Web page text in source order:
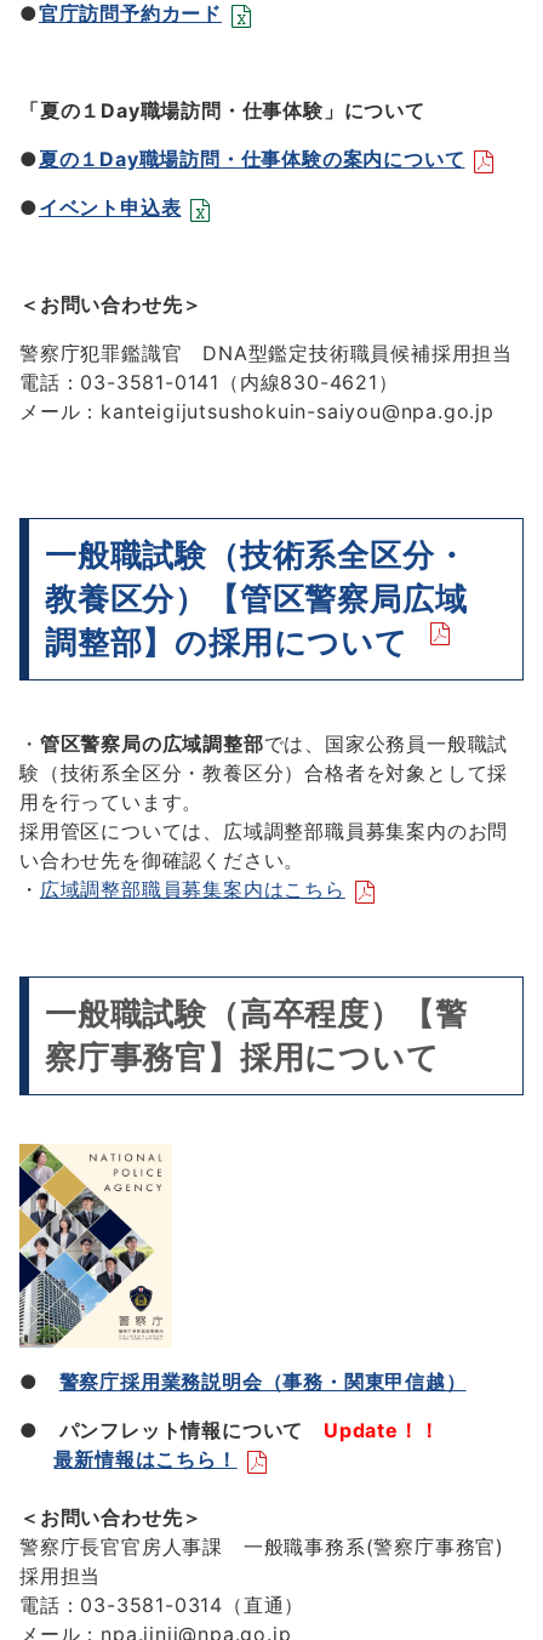
●官庁訪問予約カード
「夏の１Day職場訪問・仕事体験」について
●夏の１Day職場訪問・仕事体験の案内について
●イベント申込表
＜お問い合わせ先＞
警察庁犯罪鑑識官 DNA型鑑定技術職員候補採用担当
電話：03-3581-0141（内線830-4621）
メール：kanteigijutsushokuin-saiyou@npa.go.jp
一般職試験（技術系全区分・
教養区分）【管区警察局広域
調整部】の採用について
・ 管区警察局の広域調整部では、国家公務員一般職試
験（技術系全区分・教養区分）合格者を対象として採
用を行っています。
採用管区については、広域調整部職員募集案内のお問
い合わせ先を御確認ください。
・ 広域調整部職員募集案内はこちら
一般職試験（高卒程度）【警
察庁事務官】採用について
● 警察庁採用業務説明会（事務・関東甲信越）
● パンフレット情報について Update！！
最新情報はこちら！
＜お問い合わせ先＞
警察庁長官官房人事課 一般職事務系(警察庁事務官)
採用担当
電話：03-3581-0314（直通）
メール：npa.jinji@npa.go.jp